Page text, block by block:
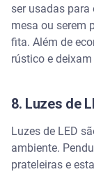
ser usadas para
mesa ou serem
fita. Além de
rústico e
8. Luzes de
Luzes de LED
ambiente.
prateleiras e